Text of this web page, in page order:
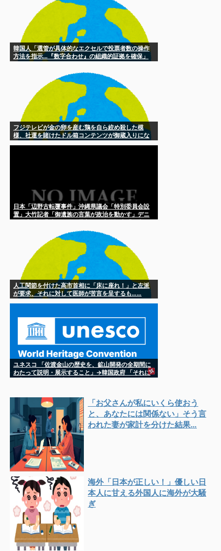
韓国人「選管が具体的なエクセルで投票者数の操作
方法を指示…『数字合わせ』の組織的証拠を確保」
フジテレビが金の卵を産む鶏を自ら絞め殺した模
様、社運を賭けたドル箱コンテンツが御蔵入りにな
日本「辺野古転覆事件」沖縄県議会「特別委員会設
置」大竹記者「御遺族の言葉が政治を動かす」デニ
人工関節を付けた高市首相に「床に座れ！」と左派
が要求、それに対して医師が苦言を呈するも……
ユネスコ 「佐渡金山の歴史を、鉱山開発の全期間に
わたって説明・展示すること」→韓国政府 「それに
「お父さんが私にいくら使おう
と、あなたには関係ない」そう言
われた妻が家計を分けた結果…
海外「日本が正しい！」優しい日
本人に甘える外国人に海外が大騒
ぎ